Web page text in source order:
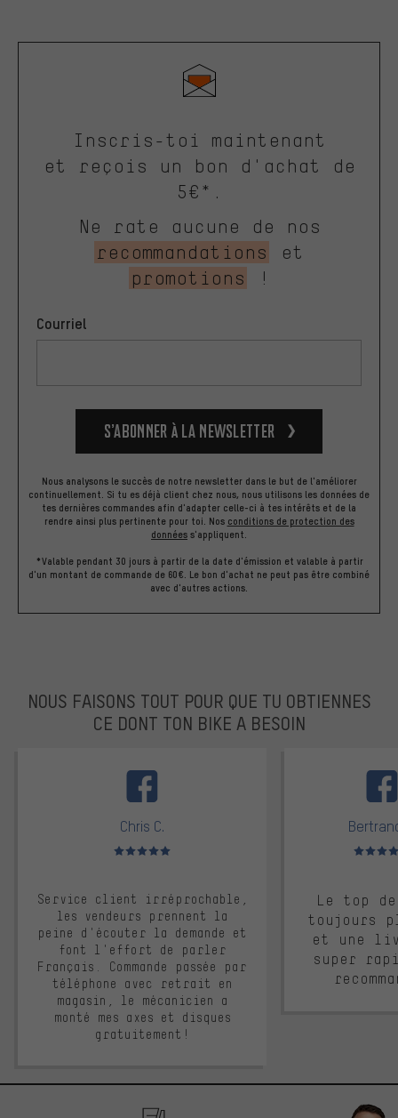
Inscris-toi maintenant
et reçois un bon d'achat de
5€*.
Ne rate aucune de nos
recommandations
et
promotions
!
Courriel
S’abonner à la newsletter
Nous analysons le succès de notre newsletter dans le but de l'améliorer
continuellement. Si tu es déjà client chez nous, nous utilisons les données de
tes dernières commandes afin d'adapter celle-ci à tes intérêts et de la
rendre ainsi plus pertinente pour toi. Nos conditions de protection des
données s'appliquent.
*Valable pendant 30 jours à partir de la date d'émission et valable à partir
d'un montant de commande de 60€. Le bon d'achat ne peut pas être combiné
avec d'autres actions.
NOUS FAISONS TOUT POUR QUE TU OBTIENNES
CE DONT TON BIKE A BESOIN
Chris C.
Note moyenne : 5 sur 5
Service client irréprochable,
les vendeurs prennent la
peine d'écouter la demande et
font l'effort de parler
Français. Commande passée par
téléphone avec retrait en
magasin, le mécanicien a
monté mes axes et disques
gratuitement!
Note
Le top
toujours
et une
super